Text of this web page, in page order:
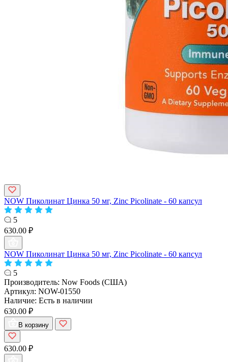
NOW Пиколинат Цинка 50 мг, Zinc Picolinate - 60 капсул
5
630.00 ₽
NOW Пиколинат Цинка 50 мг, Zinc Picolinate - 60 капсул
5
Производитель: Now Foods (США)
Артикул: NOW-01550
Наличие: Есть в наличии
630.00 ₽
В корзину
630.00 ₽